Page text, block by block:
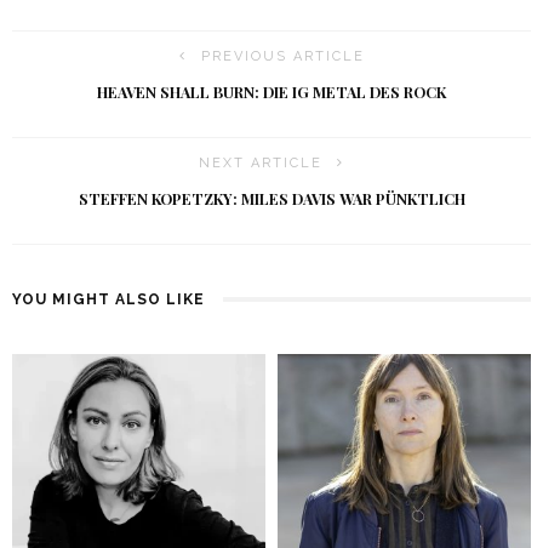
PREVIOUS ARTICLE
HEAVEN SHALL BURN: DIE IG METAL DES ROCK
NEXT ARTICLE
STEFFEN KOPETZKY: MILES DAVIS WAR PÜNKTLICH
YOU MIGHT ALSO LIKE